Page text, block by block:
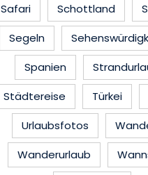
Safari
Schottland
Segeln
Spanien
Städtereise
Türkei
Urlaubsfotos
Wanderurlaub